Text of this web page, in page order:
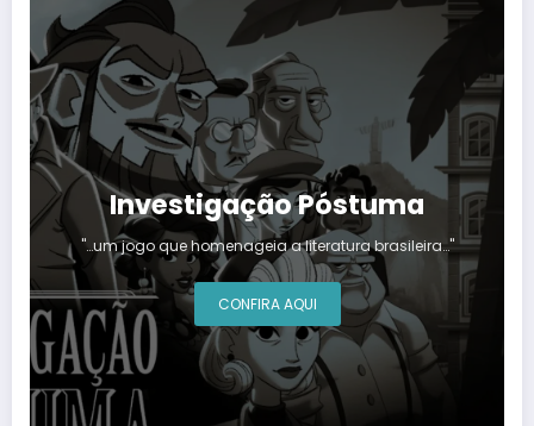
Investigação Póstuma
"…um jogo que homenageia a literatura brasileira…"
CONFIRA AQUI